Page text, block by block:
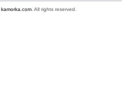
kamorka.com. All rights reserved.